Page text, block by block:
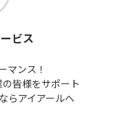
ビス
マンス！
皆様をサポート
らアイアールへ